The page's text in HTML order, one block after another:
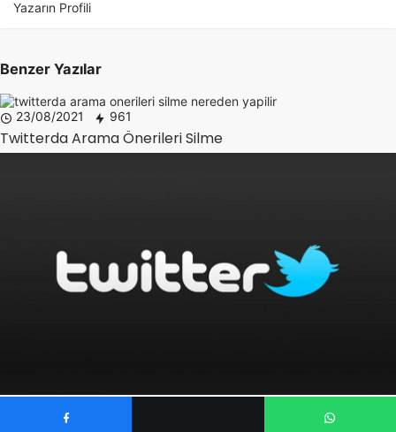
Yazarın Profili
Benzer Yazılar
23/08/2021 961
Twitterda Arama Önerileri Silme
Twitter Donma Problemi Nasıl Ortadan Kalkar?